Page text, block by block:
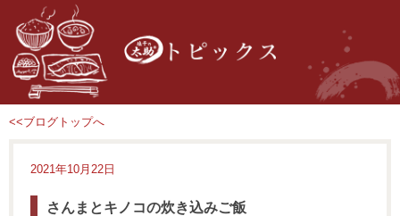
<<ブログトップへ
2021年10月22日
さんまとキノコの炊き込みご飯